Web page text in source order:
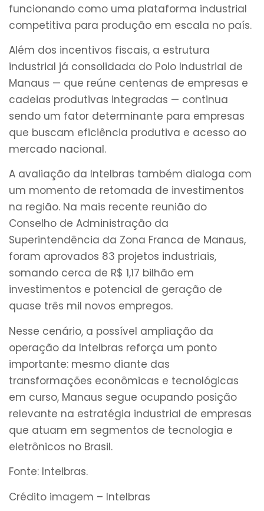
funcionando como uma plataforma industrial
competitiva para produção em escala no país.
Além dos incentivos fiscais, a estrutura
industrial já consolidada do Polo Industrial de
Manaus — que reúne centenas de empresas e
cadeias produtivas integradas — continua
sendo um fator determinante para empresas
que buscam eficiência produtiva e acesso ao
mercado nacional.
A avaliação da Intelbras também dialoga com
um momento de retomada de investimentos
na região. Na mais recente reunião do
Conselho de Administração da
Superintendência da Zona Franca de Manaus,
foram aprovados 83 projetos industriais,
somando cerca de R$ 1,17 bilhão em
investimentos e potencial de geração de
quase três mil novos empregos.
Nesse cenário, a possível ampliação da
operação da Intelbras reforça um ponto
importante: mesmo diante das
transformações econômicas e tecnológicas
em curso, Manaus segue ocupando posição
relevante na estratégia industrial de empresas
que atuam em segmentos de tecnologia e
eletrônicos no Brasil.
Fonte: Intelbras.
Crédito imagem – Intelbras